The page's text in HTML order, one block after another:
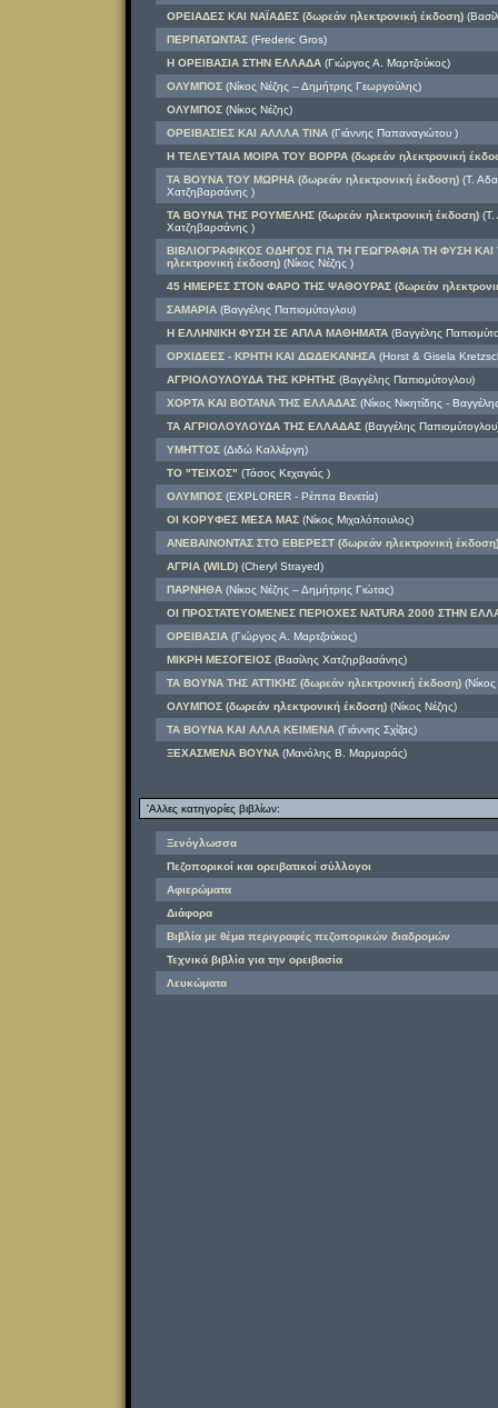
ΟΡΕΙΑΔΕΣ ΚΑΙ ΝΑΪΑΔΕΣ (δωρεάν ηλεκτρονική έκδοση)
ΠΕΡΠΑΤΩΝΤΑΣ(Frederic Gros)
Η ΟΡΕΙΒΑΣΙΑ ΣΤΗΝ ΕΛΛΑΔΑ (Γιώργος Α. Μαρτζούκος)
ΟΛΥΜΠΟΣ(Νίκος Νέζης – Δημήτρης Γεωργούλης)
ΟΛΥΜΠΟΣ(Νίκος Νέζης)
ΟΡΕΙΒΑΣΙΕΣ ΚΑΙ ΑΛΛΛΑ ΤΙΝΑ (Γιάννης Παπαναγιώτου )
Η ΤΕΛΕΥΤΑΙΑ ΜΟΙΡΑ ΤΟΥ ΒΟΡΡΑ (δωρεάν ηλεκτρονική
ΤΑ ΒΟΥΝΑ ΤΟΥ ΜΩΡΗΑ (δωρεάν ηλεκτρονική έκδοση)(Τ.
Χατζηβαρσάνης )
ΤΑ ΒΟΥΝΑ ΤΗΣ ΡΟΥΜΕΛΗΣ (δωρεάν ηλεκτρονική έκδοση)(Τ.
Χατζηβαρσάνης )
ΒΙΒΛΙΟΓΡΑΦΙΚΟΣ ΟΔΗΓΟΣ ΓΙΑ ΤΗ ΓΕΩΓΡΑΦΙΑ ΤΗ ΦΥΣΗ
ηλεκτρονική έκδοση)(Νίκος Νέζης )
45 ΗΜΕΡΕΣ ΣΤΟΝ ΦΑΡΟ ΤΗΣ ΨΑΘΟΥΡΑΣ (δωρεάν
ΣΑΜΑΡΙΑ(Βαγγέλης Παπιομύτογλου)
Η ΕΛΛΗΝΙΚΗ ΦΥΣΗ ΣΕ ΑΠΛΑ ΜΑΘΗΜΑΤΑ(Βαγγέλης
ΟΡΧΙΔΕΕΣ - ΚΡΗΤΗ ΚΑΙ ΔΩΔΕΚΑΝΗΣΑ(Horst & Gisela
ΑΓΡΙΟΛΟΥΛΟΥΔΑ ΤΗΣ ΚΡΗΤΗΣ(Βαγγέλης Παπιομύτογλου)
ΧΟΡΤΑ ΚΑΙ ΒΟΤΑΝΑ ΤΗΣ ΕΛΛΑΔΑΣ (Νίκος Νικητίδης -
ΤΑ ΑΓΡΙΟΛΟΥΛΟΥΔΑ ΤΗΣ ΕΛΛΑΔΑΣ(Βαγγέλης
ΥΜΗΤΤΟΣ(Διδώ Καλλέργη)
ΤΟ "ΤΕΙΧΟΣ" (Τάσος Κεχαγιάς )
ΟΛΥΜΠΟΣ(EXPLORER - Ρέππα Βενετία)
ΟΙ ΚΟΡΥΦΕΣ ΜΕΣΑ ΜΑΣ(Νίκος Μιχαλόπουλος)
ΑΝΕΒΑΙΝΟΝΤΑΣ ΣΤΟ ΕΒΕΡΕΣΤ (δωρεάν ηλεκτρονική
ΑΓΡΙΑ (WILD)(Cheryl Strayed)
ΠΑΡΝΗΘΑ(Νίκος Νέζης – Δημήτρης Γιώτας)
ΟΙ ΠΡΟΣΤΑΤΕΥΟΜΕΝΕΣ ΠΕΡΙΟΧΕΣ NATURA 2000 ΣΤΗΝ
ΟΡΕΙΒΑΣΙΑ(Γιώργος Α. Μαρτζούκος)
ΜΙΚΡΗ ΜΕΣΟΓΕΙΟΣ(Βασίλης Χατζηρβασάνης)
ΤΑ ΒΟΥΝΑ ΤΗΣ ΑΤΤΙΚΗΣ (δωρεάν ηλεκτρονική έκδοση)(Νίκος
ΟΛΥΜΠΟΣ (δωρεάν ηλεκτρονική έκδοση)(Νίκος Νέζης)
ΤΑ ΒΟΥΝΑ ΚΑΙ ΑΛΛΑ ΚΕΙΜΕΝΑ(Γιάννης Σχίζας)
ΞΕΧΑΣΜΕΝΑ ΒΟΥΝΑ(Μανόλης Β. Μαρμαράς)
'Αλλες κατηγορίες βιβλίων:
Ξενόγλωσσα
Πεζοπορικοί και ορειβατικοί σύλλογοι
Αφιερώματα
Διάφορα
Βιβλία με θέμα περιγραφές πεζοπορικών διαδρομών
Τεχνικά βιβλία για την ορειβασία
Λευκώματα